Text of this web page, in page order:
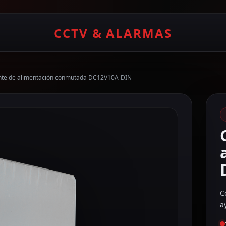
CCTV & ALARMAS
de alimentación conmutada DC12V10A-DIN